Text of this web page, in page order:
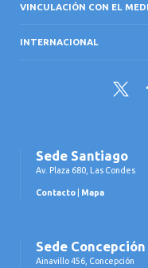
VINCULACIÓN CON EL
INTERNACIONAL
Twitter
Sede Santiago
Av. Plaza 680, Las Condes
Contacto Mapa
Sede Concepción
Ainavillo 456, Concepción